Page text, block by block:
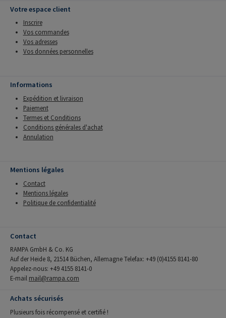
Votre espace client
Inscrire
Vos commandes
Vos adresses
Vos données personnelles
Informations
Expédition et livraison
Paiement
Termes et Conditions
Conditions générales d'achat
Annulation
Mentions légales
Contact
Mentions légales
Politique de confidentialité
Contact
RAMPA GmbH & Co. KG
Auf der Heide 8, 21514 Büchen, Allemagne Telefax: +49 (0)4155 8141-80
Appelez-nous: +49 4155 8141-0
E-mail mail@rampa.com
Achats sécurisés
Plusieurs fois récompensé et certifié !